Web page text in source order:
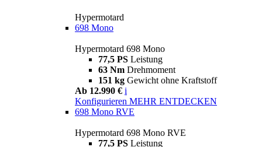
Hypermotard
698 Mono
Hypermotard 698 Mono
77,5 PS Leistung
63 Nm Drehmoment
151 kg Gewicht ohne Kraftstoff
Ab 12.990 € i
Konfigurieren MEHR ENTDECKEN
698 Mono RVE
Hypermotard 698 Mono RVE
77,5 PS Leistung